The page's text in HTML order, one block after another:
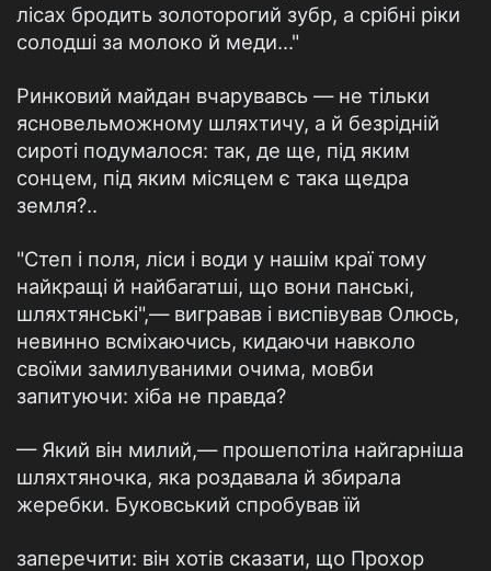
лісах бродить золоторогий зубр, а срібні ріки
солодші за молоко й меди..."
Ринковий майдан вчарувавсь — не тільки
ясновельможному шляхтичу, а й безрідній
сироті подумалося: так, де ще, під яким
сонцем, під яким місяцем є така щедра
земля?..
"Степ і поля, ліси і води у нашім краї тому
найкращі й найбагатші, що вони панські,
шляхтянські",— вигравав і виспівував Олюсь,
невинно всміхаючись, кидаючи навколо
своїми замилуваними очима, мовби
запитуючи: хіба не правда?
— Який він милий,— прошепотіла найгарніша
шляхтяночка, яка роздавала й збирала
жеребки. Буковський спробував їй
заперечити: він хотів сказати, що Прохор